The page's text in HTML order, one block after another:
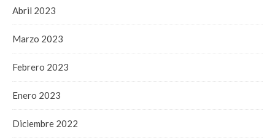
Abril 2023
Marzo 2023
Febrero 2023
Enero 2023
Diciembre 2022